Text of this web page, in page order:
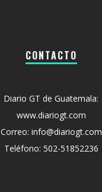
CONTACTO
Diario GT de Guatemala:
www.diariogt.com
Correo: info@diariogt.com
Teléfono: 502-51852236